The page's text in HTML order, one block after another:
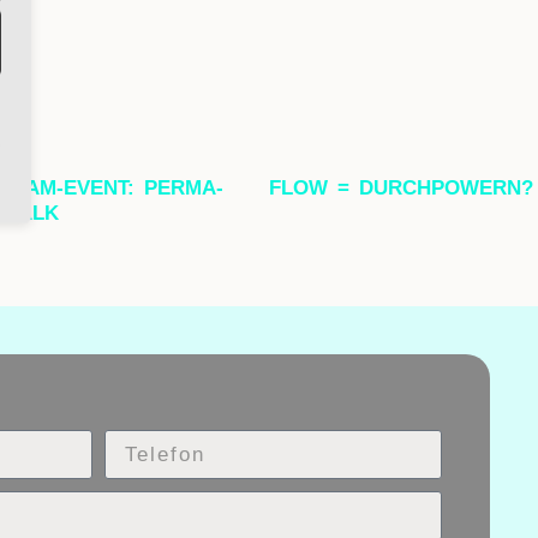
TEAM-EVENT: PERMA-
WALK
FLOW = DURCHPOWERN?